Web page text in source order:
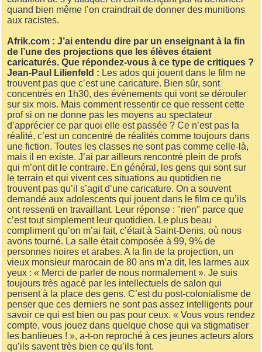
quand bien même l’on craindrait de donner des munitions
aux racistes.
Afrik.com : J’ai entendu dire par un enseignant à la fin
de l’une des projections que les élèves étaient
caricaturés. Que répondez-vous à ce type de critiques ?
Jean-Paul Lilienfeld : Les ados qui jouent dans le film ne
trouvent pas que c’est une caricature. Bien sûr, sont
concentrés en 1h30, des évènements qui vont se dérouler
sur six mois. Mais comment ressentir ce que ressent cette
prof si on ne donne pas les moyens au spectateur
d’apprécier ce par quoi elle est passée ? Ce n’est pas la
réalité, c’est un concentré de réalités comme toujours dans
une fiction. Toutes les classes ne sont pas comme celle-là,
mais il en existe. J’ai par ailleurs rencontré plein de profs
qui m’ont dit le contraire. En général, les gens qui sont sur
le terrain et qui vivent ces situations au quotidien ne
trouvent pas qu’il s’agit d’une caricature. On a souvent
demandé aux adolescents qui jouent dans le film ce qu’ils
ont ressenti en travaillant. Leur réponse : "rien" parce que
c’est tout simplement leur quotidien. Le plus beau
compliment qu’on m’ai fait, c’était à Saint-Denis, où nous
avons tourné. La salle était composée à 99, 9% de
personnes noires et arabes. A la fin de la projection, un
vieux monsieur marocain de 80 ans m’a dit, les larmes aux
yeux : « Merci de parler de nous normalement ». Je suis
toujours très agacé par les intellectuels de salon qui
pensent à la place des gens. C’est du post-colonialisme de
penser que ces derniers ne sont pas assez intelligents pour
savoir ce qui est bien ou pas pour ceux. « Vous vous rendez
compte, vous jouez dans quelque chose qui va stigmatiser
les banlieues ! », a-t-on reproché à ces jeunes acteurs alors
qu’ils savent très bien ce qu’ils font.